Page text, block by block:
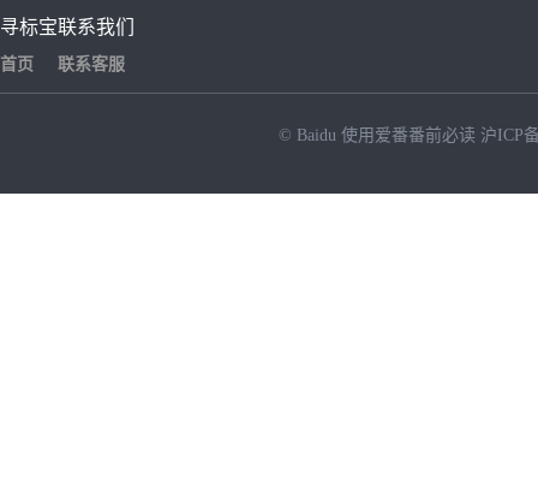
寻标宝
首页
联系我们
联系客服
© Baidu 使用爱番番前必读 沪ICP